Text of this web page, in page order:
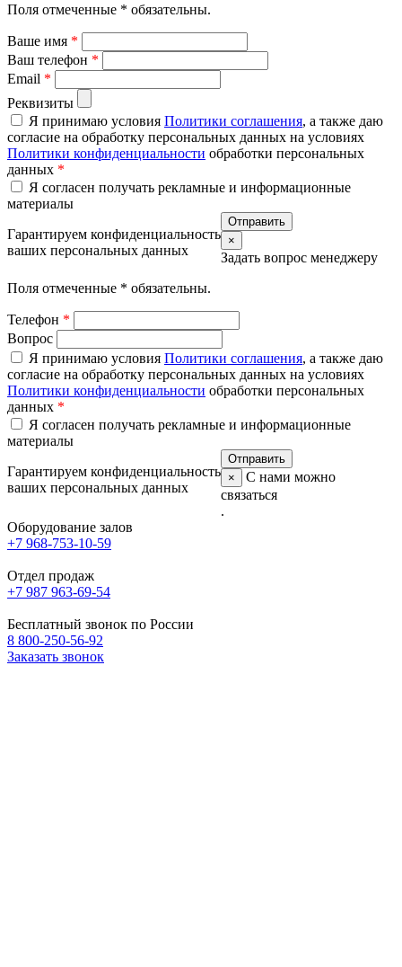
Поля отмеченные * обязательны.
Ваше имя *
Ваш телефон *
Email *
Реквизиты
Я принимаю условия Политики соглашения, а также даю
согласие на обработку персональных данных на условиях
Политики конфиденциальности обработки персональных
данных *
Я согласен получать рекламные и информационные
материалы
Гарантируем конфиденциальность
ваших персональных данных
×
Задать вопрос менеджеру
Поля отмеченные * обязательны.
Телефон *
Вопрос
Я принимаю условия Политики соглашения, а также даю
согласие на обработку персональных данных на условиях
Политики конфиденциальности обработки персональных
данных *
Я согласен получать рекламные и информационные
материалы
Гарантируем конфиденциальность
ваших персональных данных
×
С нами можно
связаться
.
Оборудование залов
+7 968-753-10-59
Отдел продаж
+7 987 963-69-54
Бесплатный звонок по России
8 800-250-56-92
Заказать звонок